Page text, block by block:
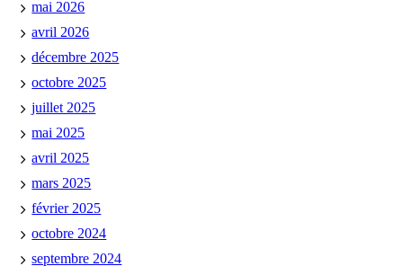
mai 2026
avril 2026
décembre 2025
octobre 2025
juillet 2025
mai 2025
avril 2025
mars 2025
février 2025
octobre 2024
septembre 2024